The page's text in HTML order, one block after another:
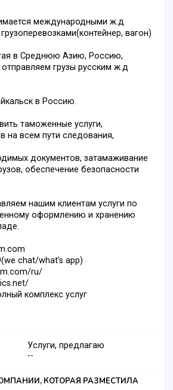
международными ж.д
вагон)
в Среднюю Азию, Россию,
грузы русским ж.д
в Россию.
таможенные услуги,
на всем пути следования,
документов, затамаживание
обеспечение безопасности
нашим клиентам услуги по
оформлению и хранению
chat/what's app)
ru/
комплекс услуг
Услуги, предлагаю
--
КОТОРАЯ РАЗМЕСТИЛА